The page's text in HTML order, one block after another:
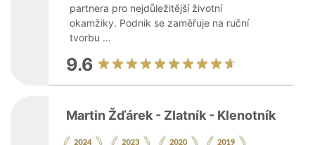
partnera pro nejdůležitější životní
okamžiky. Podnik se zaměřuje na ruční
tvorbu ...
9.6
Martin Žďárek - Zlatník - Klenotník